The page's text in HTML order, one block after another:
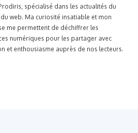
spécialisé dans les actualités du
web. Ma curiosité insatiable et mon
me permettent de déchiffrer les
numériques pour les partager avec
et enthousiasme auprès de nos lecteurs.